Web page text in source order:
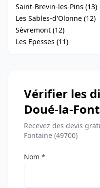
Saint-Brevin-les-Pins (13)
Les Sables-d'Olonne (12)
Sèvremont (12)
Les Epesses (11)
Vérifier les
Doué-la-
Recevez des devis
Fontaine (49700)
Nom *